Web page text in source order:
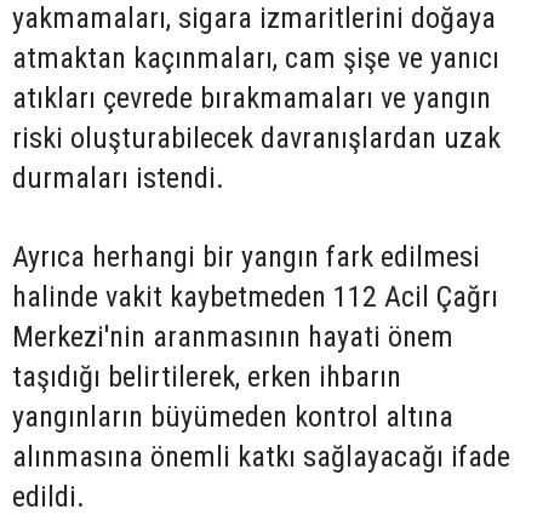
yakmamaları, sigara izmaritlerini doğaya
atmaktan kaçınmaları, cam şişe ve yanıcı
atıkları çevrede bırakmamaları ve yangın
riski oluşturabilecek davranışlardan uzak
durmaları istendi.
Ayrıca herhangi bir yangın fark edilmesi
halinde vakit kaybetmeden 112 Acil Çağrı
Merkezi'nin aranmasının hayati önem
taşıdığı belirtilerek, erken ihbarın
yangınların büyümeden kontrol altına
alınmasına önemli katkı sağlayacağı ifade
edildi.